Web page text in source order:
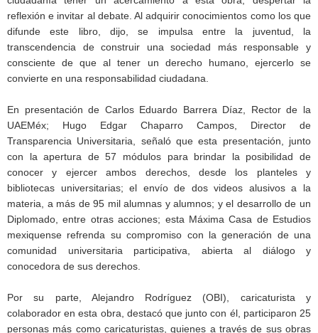
reflexión e invitar al debate. Al adquirir conocimientos como los que
difunde este libro, dijo, se impulsa entre la juventud, la
transcendencia de construir una sociedad más responsable y
consciente de que al tener un derecho humano, ejercerlo se
convierte en una responsabilidad ciudadana.
En presentación de Carlos Eduardo Barrera Díaz, Rector de la
UAEMéx; Hugo Edgar Chaparro Campos, Director de
Transparencia Universitaria, señaló que esta presentación, junto
con la apertura de 57 módulos para brindar la posibilidad de
conocer y ejercer ambos derechos, desde los planteles y
bibliotecas universitarias; el envío de dos videos alusivos a la
materia, a más de 95 mil alumnas y alumnos; y el desarrollo de un
Diplomado, entre otras acciones; esta Máxima Casa de Estudios
mexiquense refrenda su compromiso con la generación de una
comunidad universitaria participativa, abierta al diálogo y
conocedora de sus derechos.
Por su parte, Alejandro Rodríguez (OBI), caricaturista y
colaborador en esta obra, destacó que junto con él, participaron 25
personas más como caricaturistas, quienes a través de sus obras